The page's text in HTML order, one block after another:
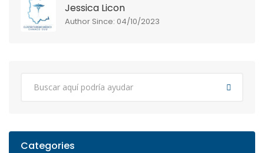
Jessica Licon
Author Since: 04/10/2023
Categories